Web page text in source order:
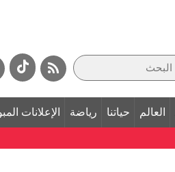
العالم حياتنا رياضة الإعلانات